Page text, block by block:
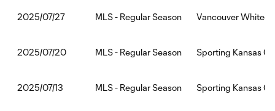
2025/07/27 MLS - Regular Season Vancouver
2025/07/20 MLS - Regular Season Sporting Kansas
2025/07/13 MLS - Regular Season Sporting Kansas